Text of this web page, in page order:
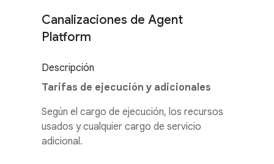
Canalizaciones de Agent
Platform
Descripción
Tarifas de ejecución y adicionales
Según el cargo de ejecución, los recursos
usados y cualquier cargo de servicio
adicional.